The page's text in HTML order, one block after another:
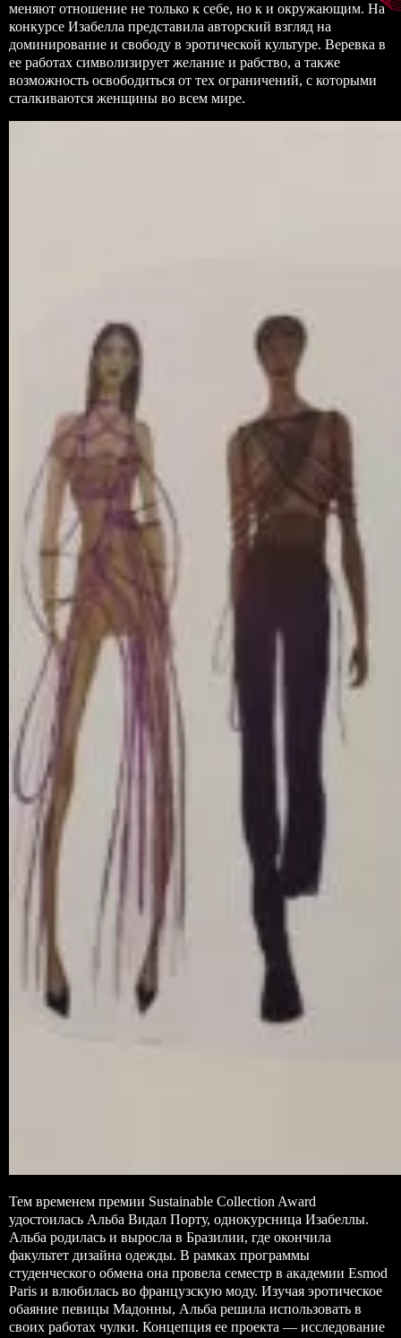
меняют отношение не только к себе, но к и окружающим. На
конкурсе Изабелла представила авторский взгляд на
доминирование и свободу в эротической культуре. Веревка в
ее работах символизирует желание и рабство, а также
возможность освободиться от тех ограничений, с которыми
сталкиваются женщины во всем мире.
Тем временем премии Sustainable Collection Award
удостоилась Альба Видал Порту, однокурсница Изабеллы.
Альба родилась и выросла в Бразилии, где окончила
факультет дизайна одежды. В рамках программы
студенческого обмена она провела семестр в академии Esmod
Paris и влюбилась во французскую моду. Изучая эротическое
обаяние певицы Мадонны, Альба решила использовать в
своих работах чулки. Концепция ее проекта — исследование